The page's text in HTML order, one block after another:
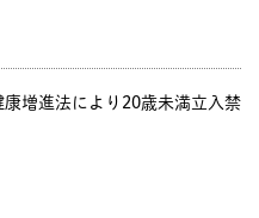
増進法により20歳未満立入禁